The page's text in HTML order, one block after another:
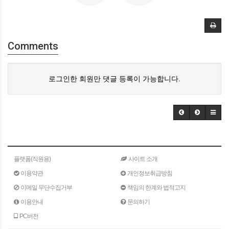
Comments
로그인한 회원만 댓글 등록이 가능합니다.
플랫폼(직원용)
사이트 소개
이용약관
개인정보취급방침
이메일 무단수집거부
책임의 한계와 법적고지
이용안내
문의하기
PC버전